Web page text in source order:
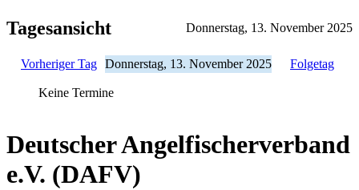
Tagesansicht Donnerstag, 13. November 2025
Vorheriger Tag Donnerstag, 13. November 2025 Folgetag
Keine Termine
Deutscher Angelfischerverband
e.V. (DAFV)